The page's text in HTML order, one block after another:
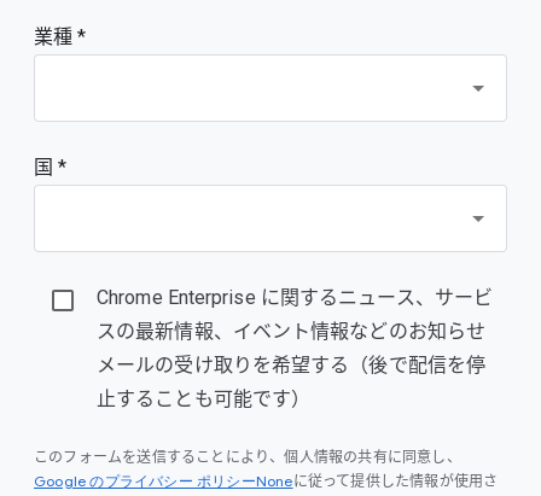
業種 *
国 *
Chrome Enterprise に関するニュース、サービ
スの最新情報、イベント情報などのお知らせ
メールの受け取りを希望する（後で配信を停
止することも可能です）
このフォームを送信することにより、個人情報の共有に同意し、
Google のプライバシー ポリシーNoneに従って提供した情報が使用さ